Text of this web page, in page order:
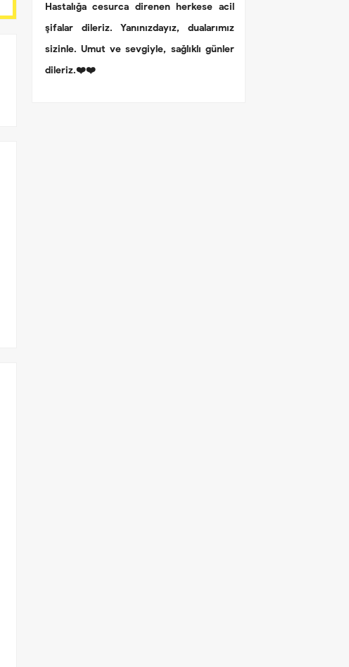
Hastalığa cesurca direnen herkese acil
şifalar dileriz. Yanınızdayız, dualarımız
sizinle. Umut ve sevgiyle, sağlıklı günler
dileriz.❤️❤️